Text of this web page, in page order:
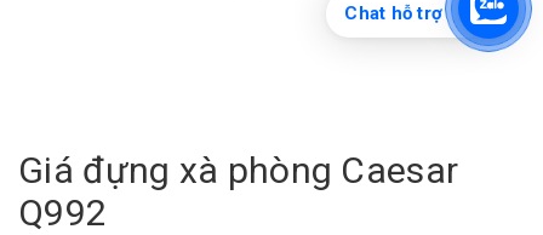
Giá đựng xà phòng Caesar
Q992
Chat hỗ trợ